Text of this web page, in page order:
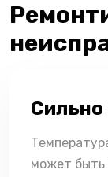
Сильно
может быть